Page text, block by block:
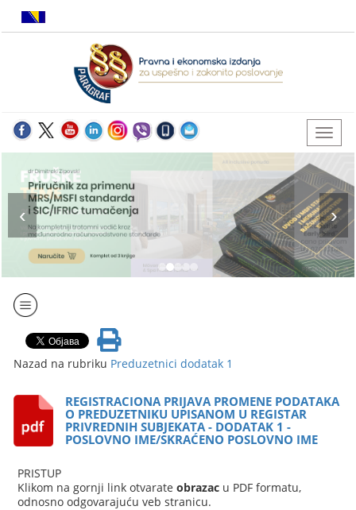
Nazad na rubriku Preduzetnici dodatak 1
REGISTRACIONA PRIJAVA PROMENE PODATAKA
O PREDUZETNIKU UPISANOM U REGISTAR
PRIVREDNIH SUBJEKATA - DODATAK 1 -
POSLOVNO IME/SKRAĆENO POSLOVNO IME
PRISTUP
Klikom na gornji link otvarateobrazac u PDF formatu,
odnosno odgovarajuću veb stranicu.